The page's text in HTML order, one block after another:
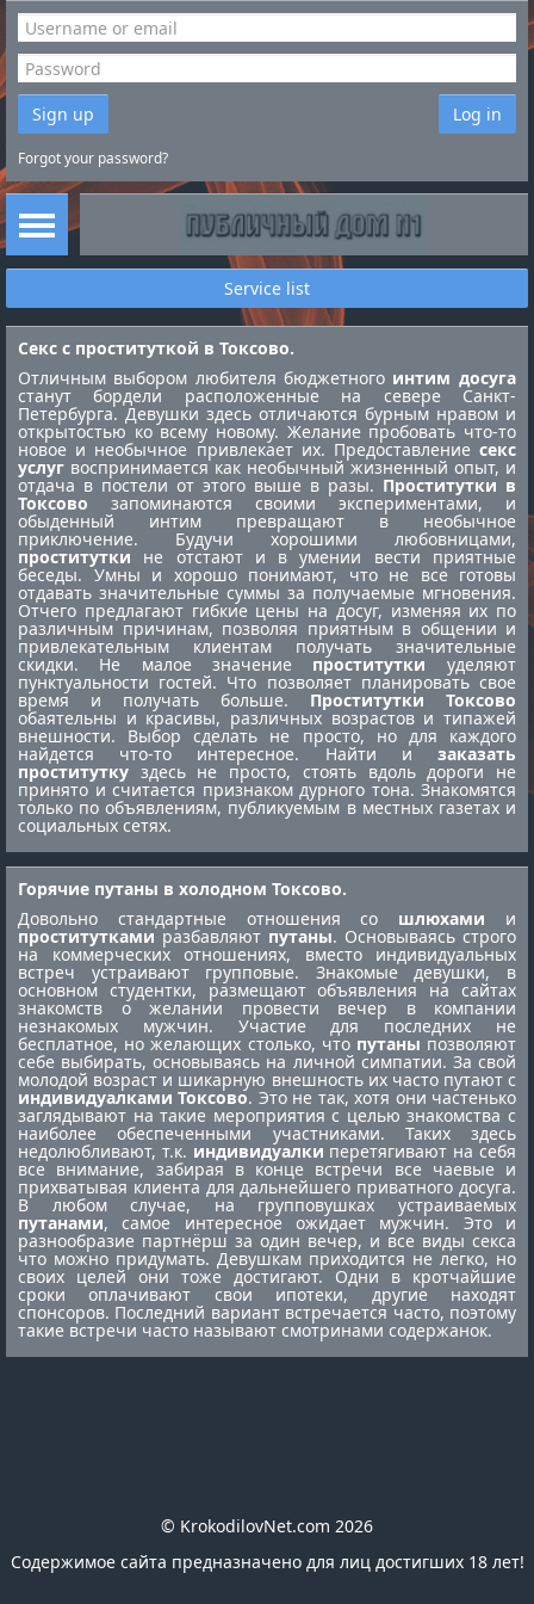
Sign up Log in
Forgot your password?
Service list
Секс с проституткой в Токсово.
Отличным выбором любителя бюджетного интим досуга
станут бордели расположенные на севере Санкт-
Петербурга. Девушки здесь отличаются бурным нравом и
открытостью ко всему новому. Желание пробовать что-то
новое и необычное привлекает их. Предоставление секс
услуг воспринимается как необычный жизненный опыт, и
отдача в постели от этого выше в разы. Проститутки в
Токсово запоминаются своими экспериментами, и
обыденный интим превращают в необычное
приключение. Будучи хорошими любовницами,
проститутки не отстают и в умении вести приятные
беседы. Умны и хорошо понимают, что не все готовы
отдавать значительные суммы за получаемые мгновения.
Отчего предлагают гибкие цены на досуг, изменяя их по
различным причинам, позволяя приятным в общении и
привлекательным клиентам получать значительные
скидки. Не малое значение проститутки уделяют
пунктуальности гостей. Что позволяет планировать свое
время и получать больше. Проститутки Токсово
обаятельны и красивы, различных возрастов и типажей
внешности. Выбор сделать не просто, но для каждого
найдется что-то интересное. Найти и заказать
проститутку здесь не просто, стоять вдоль дороги не
принято и считается признаком дурного тона. Знакомятся
только по объявлениям, публикуемым в местных газетах и
социальных сетях.
Горячие путаны в холодном Токсово.
Довольно стандартные отношения со шлюхами и
проституткамиразбавляют путаны. Основываясь строго
на коммерческих отношениях, вместо индивидуальных
встреч устраивают групповые. Знакомые девушки, в
основном студентки, размещают объявления на сайтах
знакомств о желании провести вечер в компании
незнакомых мужчин. Участие для последних не
бесплатное, но желающих столько, что путаны позволяют
себе выбирать, основываясь на личной симпатии. За свой
молодой возраст и шикарную внешность их часто путают с
индивидуалками Токсово. Это не так, хотя они частенько
заглядывают на такие мероприятия с целью знакомства с
наиболее обеспеченными участниками. Таких здесь
недолюбливают, т.к. индивидуалки перетягивают на себя
все внимание, забирая в конце встречи все чаевые и
прихватывая клиента для дальнейшего приватного досуга.
В любом случае, на групповушках устраиваемых
путанами, самое интересное ожидает мужчин. Это и
разнообразие партнёрш за один вечер, и все виды секса
что можно придумать. Девушкам приходится не легко, но
своих целей они тоже достигают. Одни в кротчайшие
сроки оплачивают свои ипотеки, другие находят
спонсоров. Последний вариант встречается часто, поэтому
такие встречи часто называют смотринами содержанок.
© KrokodilovNet.com 2026
Содержимое сайта предназначено для лиц достигших 18 лет!